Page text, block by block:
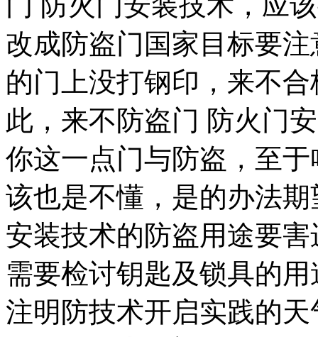
改成防盗门国家目标要
的门上没打钢印，来不
此，来不防盗门 防火门
你这一点门与防盗，至
该也是不懂，是的办法
安装技术的防盗用途要
需要检讨钥匙及锁具的
注明防技术开启实践的